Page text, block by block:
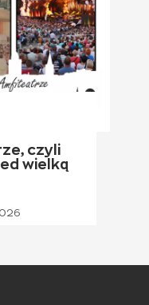
czyli
wielką